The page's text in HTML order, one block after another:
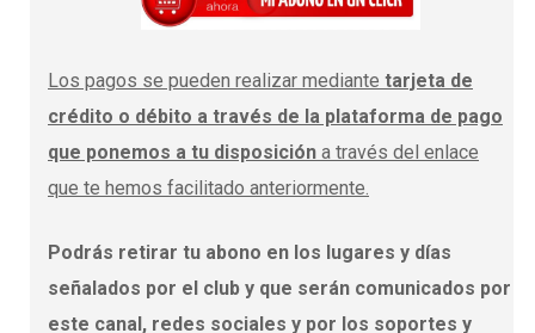
Los pagos se pueden realizar mediante tarjeta de
crédito o débito a través de la plataforma de pago
que ponemos a tu disposición a través del enlace
que te hemos facilitado anteriormente.
Podrás retirar tu abono en los lugares y días
señalados por el club y que serán comunicados por
este canal, redes sociales y por los soportes y